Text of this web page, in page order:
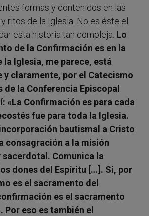
formas y contenidos en las
ritos de la Iglesia. No es éste el
esta historia tan compleja. Lo
de la Confirmación es en la
la Iglesia, me parece, está
y claramente, por el Catecismo
de la Conferencia Episcopal
«La Confirmación es para cada
fue para toda la Iglesia.
bautismal a Cristo
consagración a la misión
Comunica la
dones del Espíritu […]. Si, por
es el sacramento del
es el sacramento
Por eso es también el